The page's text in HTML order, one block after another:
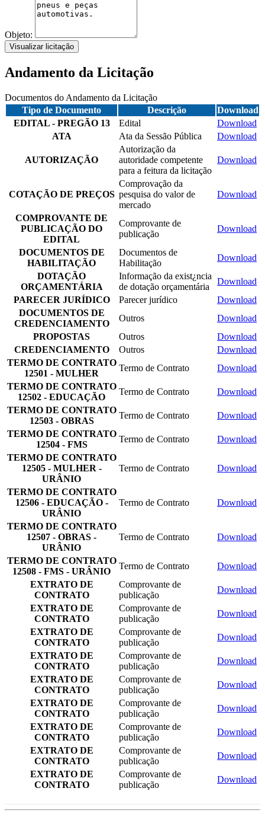
Objeto:
Visualizar licitação
Andamento da Licitação
Documentos do Andamento da Licitação
Tipo de Documento
Descrição
Download
EDITAL - PREGÃO 13
Edital
Download
ATA
Ata da Sessão Pública Download
AUTORIZAÇÃO
Autorização da
autoridade competente
para a feitura da licitação
Download
COTAÇÃO DE PREÇOS
Comprovação da
pesquisa do valor de
mercado
Download
COMPROVANTE DE
PUBLICAÇÃO DO
EDITAL
Comprovante de
publicação
Download
DOCUMENTOS DE
HABILITAÇÃO
Documentos de
Habilitação
Download
DOTAÇÃO
ORÇAMENTÁRIA
Informação da exist¿ncia
de dotação orçamentária
Download
PARECER JURÍDICO
Parecer jurídico
Download
DOCUMENTOS DE
CREDENCIAMENTO
Outros
Download
PROPOSTAS
Outros
Download
CREDENCIAMENTO
Outros
Download
TERMO DE CONTRATO
12501 - MULHER
Termo de Contrato
Download
TERMO DE CONTRATO
12502 - EDUCAÇÃO
Termo de Contrato
Download
TERMO DE CONTRATO
12503 - OBRAS
Termo de Contrato
Download
TERMO DE CONTRATO
12504 - FMS
Termo de Contrato
Download
TERMO DE CONTRATO
12505 - MULHER -
URÂNIO
Termo de Contrato Download
TERMO DE CONTRATO
12506 - EDUCAÇÃO -
URÂNIO
Termo de Contrato Download
TERMO DE CONTRATO
12507 - OBRAS -
URÂNIO
Termo de Contrato Download
TERMO DE CONTRATO
12508 - FMS - URÂNIO
Termo de Contrato
Download
EXTRATO DE
CONTRATO
Comprovante de
publicação
Download
EXTRATO DE
CONTRATO
Comprovante de
publicação
Download
EXTRATO DE
CONTRATO
Comprovante de
publicação
Download
EXTRATO DE
CONTRATO
Comprovante de
publicação
Download
EXTRATO DE
CONTRATO
Comprovante de
publicação
Download
EXTRATO DE
CONTRATO
Comprovante de
publicação
Download
EXTRATO DE
CONTRATO
Comprovante de
publicação
Download
EXTRATO DE
CONTRATO
Comprovante de
publicação
Download
EXTRATO DE
CONTRATO
Comprovante de
publicação
Download